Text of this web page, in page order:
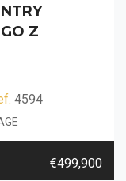
Z
4594
€499,900